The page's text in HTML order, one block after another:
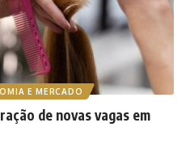
E MERCADO
de novas vagas em